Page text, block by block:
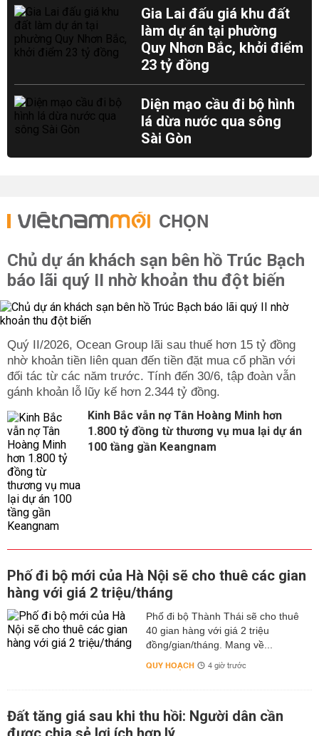
Gia Lai đấu giá khu đất
làm dự án tại phường
Quy Nhơn Bắc, khởi điểm
23 tỷ đồng
Diện mạo cầu đi bộ hình
lá dừa nước qua sông
Sài Gòn
CHỌN
Chủ dự án khách sạn bên hồ Trúc Bạch
báo lãi quý II nhờ khoản thu đột biến
Quý II/2026, Ocean Group lãi sau thuế hơn 15 tỷ đồng
nhờ khoản tiền liên quan đến tiền đặt mua cổ phần với
đối tác từ các năm trước. Tính đến 30/6, tập đoàn vẫn
gánh khoản lỗ lũy kế hơn 2.344 tỷ đồng.
Kinh Bắc vẫn nợ Tân Hoàng Minh hơn
1.800 tỷ đồng từ thương vụ mua lại dự án
100 tầng gần Keangnam
Phố đi bộ mới của Hà Nội sẽ cho thuê các gian
hàng với giá 2 triệu/tháng
Phố đi bộ Thành Thái sẽ cho thuê
40 gian hàng với giá 2 triệu
đồng/gian/tháng. Mang về...
QUY HOẠCH 4 giờ trước
Đất tăng giá sau khi thu hồi: Người dân cần